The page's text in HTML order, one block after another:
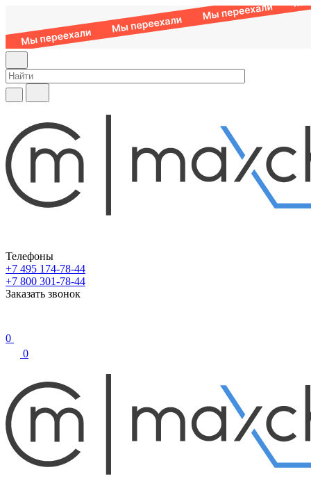
Телефоны
+7 495 174-78-44
+7 800 301-78-44
Заказать звонок
0
0